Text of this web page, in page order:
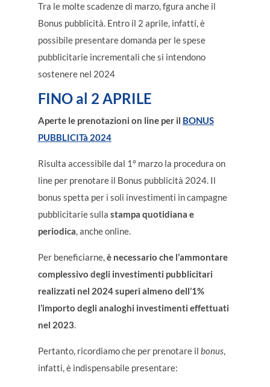
Tra le molte scadenze di marzo, fgura anche il
Bonus pubblicità. Entro il 2 aprile, infatti, è
possibile presentare domanda per le spese
pubblicitarie incrementali che si intendono
sostenere nel 2024
FINO al 2 APRILE
Aperte le prenotazioni on line per il BONUS
PUBBLICITà 2024
Risulta accessibile dal 1° marzo la procedura on
line per prenotare il Bonus pubblicità 2024. Il
bonus spetta per i soli investimenti in campagne
pubblicitarie sulla stampa quotidiana e
periodica, anche online.
Per beneficiarne,è necessario che l’ammontare
complessivo degli investimenti pubblicitari
realizzati nel 2024 superi almeno dell’1%
l’importo degli analoghi investimenti effettuati
nel 2023.
Pertanto, ricordiamo che per prenotare il bonus,
infatti, è indispensabile presentare: